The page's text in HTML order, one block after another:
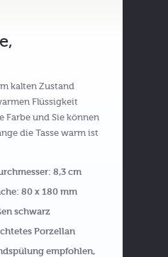
kalten Zustand
Flüssigkeit
Farbe und Sie können
die Tasse warm ist
8,3 cm
80 x 180 mm
schwarz
Porzellan
empfohlen,